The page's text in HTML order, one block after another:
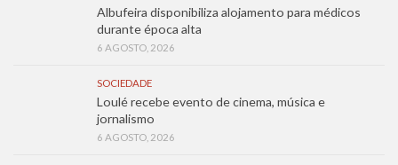
Albufeira disponibiliza alojamento para médicos
durante época alta
6 AGOSTO, 2026
SOCIEDADE
Loulé recebe evento de cinema, música e
jornalismo
6 AGOSTO, 2026